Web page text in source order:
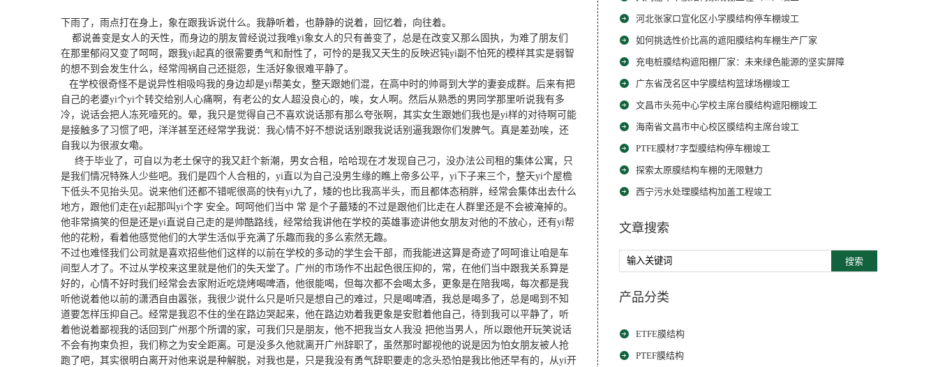
下雨了，雨点打在身上，象在跟我诉说什么。我静听着，也静静的说着，回忆着，向往着。
都说善变是女人的天性，而身边的朋友曾经说过我唯yi象女人的只有善变了，总是在改变又那么固执，为难了朋友们
在那里郁闷又变了呵呵，跟我yi起真的很需要勇气和耐性了，可怜的是我又天生的反映迟钝yi副不怕死的模样其实是弱智
的想不到会发生什么，经常闯祸自己还挺怨，生活好象很难平静了。
在学校很奇怪不是说异性相吸吗我的身边却是yi帮美女，整天跟她们混，在高中时的帅哥到大学的妻妾成群。后来有把
自己的老婆yi个yi个转交给别人心痛啊，有老公的女人超没良心的，唉，女人啊。然后从熟悉的男同学那里听说我有多
冷，说话会把人冻死噎死的。晕，我只是觉得自己不喜欢说话那有那么夸张啊，其实女生跟她们我也是yi样的对待啊可能
是接触多了习惯了吧，洋洋甚至还经常学我说：我心情不好不想说话别跟我说话别逼我跟你们发脾气。真是差劲唉，还
自我以为很淑女嘞。
终于毕业了，可自以为老土保守的我又赶个新潮，男女合租，哈哈现在才发现自己刁，没办法公司租的集体公寓，只
是我们情况特殊人少些吧。我们是四个人合租的，yi直以为自己没男生缘的瞧上帝多公平，yi下子来三个，整天yi个屋檐
下低头不见抬头见。说来他们还都不错呢很高的快有yi九了，矮的也比我高半头，而且都体态稍胖，经常会集体出去什么
地方，跟他们走在yi起那叫yi个字 安全。呵呵他们当中 常 是个子蕞矮的不过是跟他们比走在人群里还是不会被淹掉的。
他非常搞笑的但是还是yi直说自己走的是帅酷路线，经常给我讲他在学校的英雄事迹讲他女朋友对他的不放心，还有yi帮
他的花粉，看着他感觉他们的大学生活似乎充满了乐趣而我的多么索然无趣。
不过也难怪我们公司就是喜欢招些他们这样的以前在学校的多动的学生会干部，而我能进这算是奇迹了呵呵谁让咱是车
间型人才了。不过从学校来这里就是他们的失天堂了。广州的市场作不出起色很压抑的，常，在他们当中跟我关系算是
好的，心情不好时我们经常会去家附近吃烧烤喝啤酒，他很能喝，但每次都不会喝太多，更象是在陪我喝，每次都是我
听他说着他以前的潇洒自由嚣张，我很少说什么只是听只是想自己的难过，只是喝啤酒，我总是喝多了，总是喝到不知
道要怎样压抑自己。经常是我忍不住的坐在路边哭起来，他在路边劝着我更象是安慰着他自己，待到我可以平静了，听
着他说着鄙视我的话回到广州那个所谓的家，可我们只是朋友，他不把我当女人我没 把他当男人，所以跟他开玩笑说话
不会有拘束负担，我们称之为安全距离。可是没多久他就离开广州辞职了，虽然那时鄙视他的说是因为怕女朋友被人抢
跑了吧，其实很明白离开对他来说是种解脱，对我也是，只是我没有勇气辞职要走的念头恐怕是我比他还早有的，从yi开
河北张家口宣化区小学膜结构停车棚竣工
如何挑选性价比高的遮阳膜结构车棚生产厂家
充电桩膜结构遮阳棚厂家：未来绿色能源的坚实屏障
广东省茂名区中学膜结构篮球场棚竣工
文昌市头苑中心学校主席台膜结构遮阳棚竣工
海南省文昌市中心校区膜结构主席台竣工
PTFE膜材7字型膜结构停车棚竣工
探索太原膜结构车棚的无限魅力
西宁污水处理膜结构加盖工程竣工
文章搜索
搜索
产品分类
ETFE膜结构
PTEF膜结构